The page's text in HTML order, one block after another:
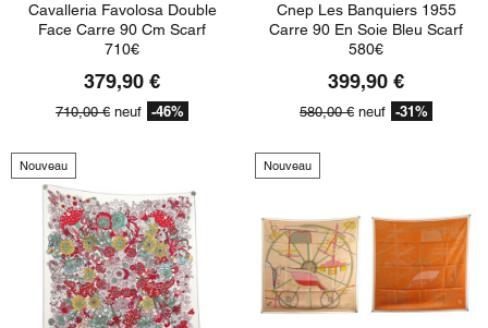
Cavalleria Favolosa Double
Face Carre 90 Cm Scarf
710€
379,90 €
710,00 € neuf -46%
Cnep Les Banquiers 1955
Carre 90 En Soie Bleu Scarf
580€
399,90 €
580,00 € neuf -31%
Nouveau Nouveau